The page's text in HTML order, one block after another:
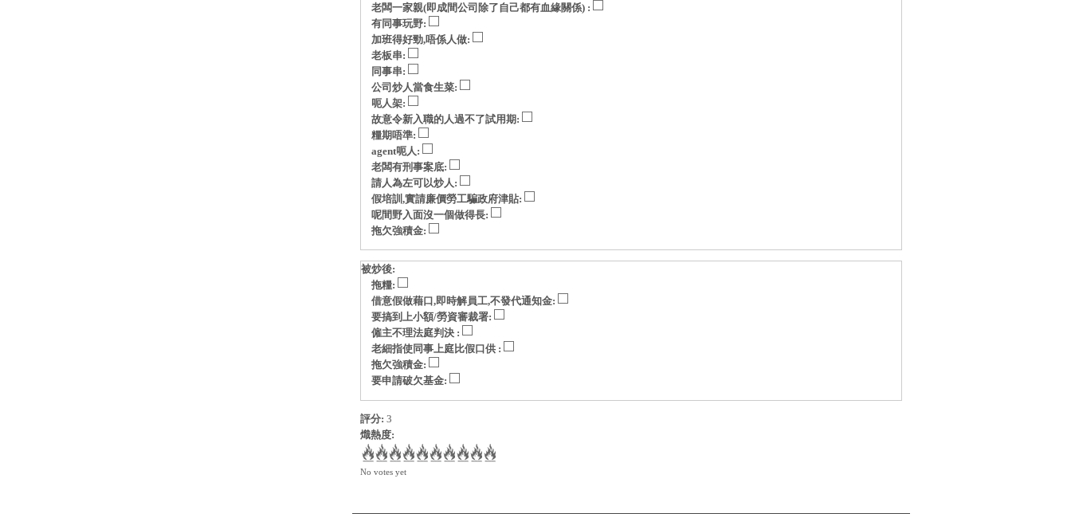
老闆一家親(即成間公司除了自己都有血緣關係) :
有同事玩野:
加班得好勁,唔係人做:
老板串:
同事串:
公司炒人當食生菜:
呃人架:
故意令新入職的人過不了試用期:
糧期唔準:
agent呃人:
老闆有刑事案底:
請人為左可以炒人:
假培訓,實請廉價勞工騙政府津貼:
呢間野入面沒一個做得長:
拖欠強積金:
被炒後:
拖糧:
借意假做藉口,即時解員工,不發代通知金:
要搞到上小額/勞資審裁署:
僱主不理法庭判決 :
老細指使同事上庭比假口供 :
拖欠強積金:
要申請破欠基金:
評分: 3
熾熱度:
No votes yet